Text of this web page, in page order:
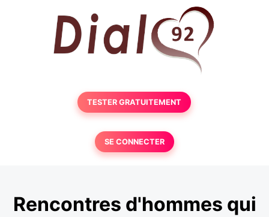
TESTER GRATUITEMENT
SE CONNECTER
Rencontres d'hommes qui